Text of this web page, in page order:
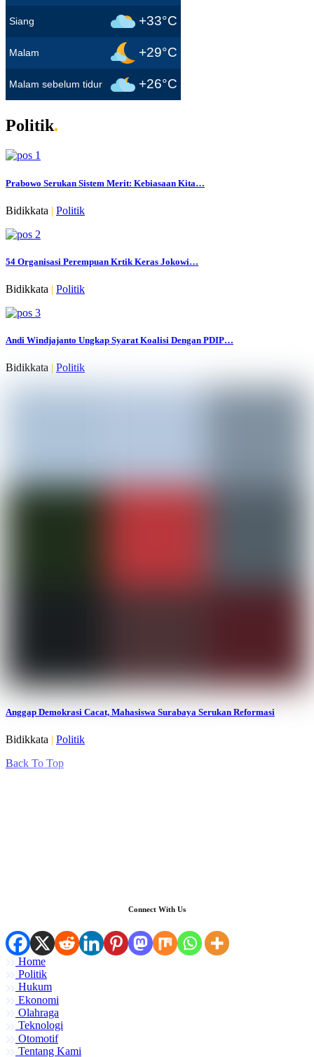
Siang +33°C
Malam +29°C
Malam sebelum tidur +26°C
Politik.
Prabowo Serukan Sistem Merit: Kebiasaan Kita…
Bidikkata | Politik
54 Organisasi Perempuan Krtik Keras Jokowi…
Bidikkata | Politik
Andi Windjajanto Ungkap Syarat Koalisi Dengan PDIP…
Bidikkata | Politik
Anggap Demokrasi Cacat, Mahasiswa Surabaya Serukan Reformasi
Bidikkata | Politik
Back To Top
Connect With Us
Home
Politik
Hukum
Ekonomi
Olahraga
Teknologi
Otomotif
Tentang Kami